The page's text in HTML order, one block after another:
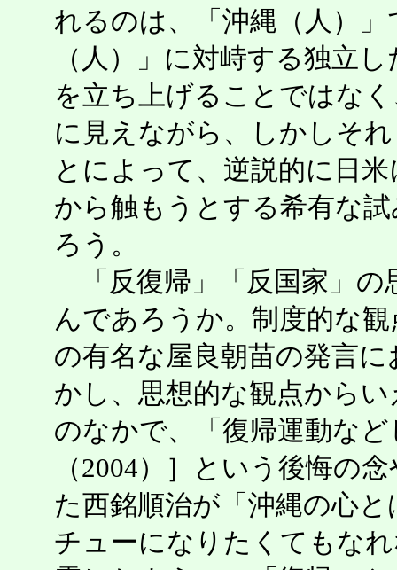
れるのは、「沖縄（人）
（人）」に対峙する独立
を立ち上げることではな
に見えながら、しかしそ
とによって、逆説的に日
から触もうとする希有な
ろう。
「反復帰」「反国家」の
んであろうか。制度的な
の有名な屋良朝苗の発言
かし、思想的な観点から
のなかで、「復帰運動な
（2004）］という後悔の
た西銘順治が「沖縄の心
チューになりたくてもな